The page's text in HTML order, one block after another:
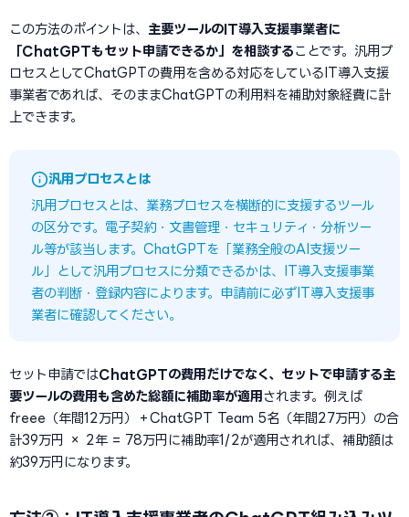
この方法のポイントは、 主要ツールのIT導入支援事業者に
「ChatGPTもセット申請できるか」を相談する ことです。汎用プ
ロセスとしてChatGPTの費用を含める対応をしているIT導入支援
事業者であれば、そのままChatGPTの利用料を補助対象経費に計
上できます。
汎用プロセスとは
汎用プロセスとは、業務プロセスを横断的に支援するツール
の区分です。電子契約・文書管理・セキュリティ・分析ツー
ル等が該当します。ChatGPTを「業務全般のAI支援ツー
ル」として汎用プロセスに分類できるかは、IT導入支援事業
者の判断・登録内容によります。申請前に必ずIT導入支援事
業者に確認してください。
セット申請ではChatGPTの費用だけでなく、セットで申請する主
要ツールの費用も含めた総額に補助率が適用 されます。例えば
freee（年間12万円）＋ChatGPT Team 5名（年間27万円）の合
計39万円 × 2年 = 78万円に補助率1/2が適用されれば、補助額は
約39万円になります。